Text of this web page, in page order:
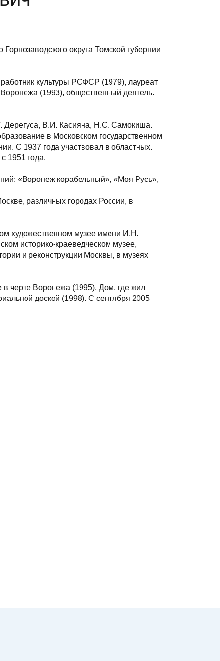
округа Томской губернии
культуры РСФСР (1979), лауреат
(1993), общественный деятель.
Дерегуса, В.И. Касияна, Н.С. Самокиша.
в Московском государственном
С 1937 года участвовал в областных,
1951 года.
«Воронеж корабельный», «Моя Русь»,
различных городах России, в
художественном музее имени И.Н.
историко-краеведческом музее,
и реконструкции Москвы, в музеях
в черте Воронежа (1995). Дом, где жил
доской (1998). С сентября 2005